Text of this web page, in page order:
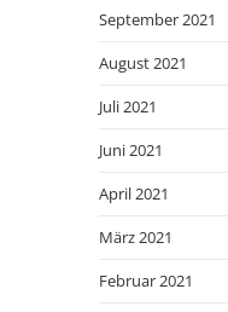
September 2021
August 2021
Juli 2021
Juni 2021
April 2021
März 2021
Februar 2021